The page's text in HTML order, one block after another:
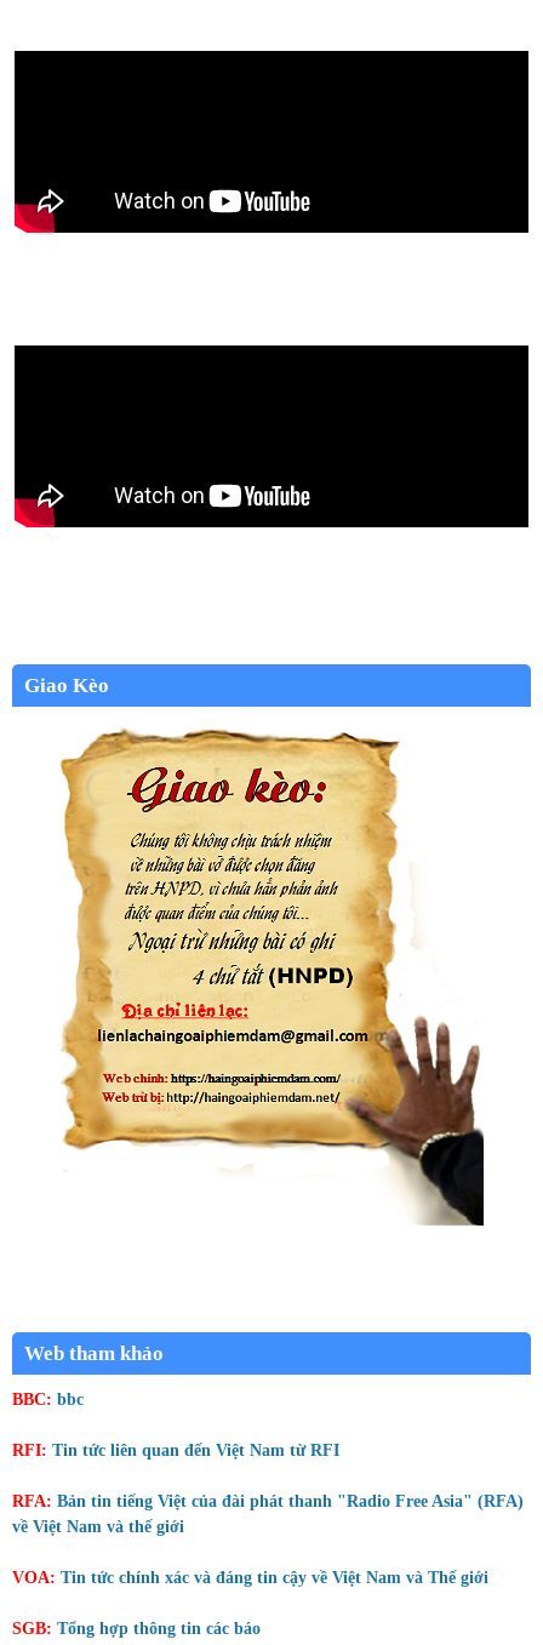
Giao Kèo
Web tham khảo
BBC: bbc
RFI: Tin tức liên quan đến Việt Nam từ RFI
RFA: Bản tin tiếng Việt của đài phát thanh "Radio Free Asia" (RFA)
về Việt Nam và thế giới
VOA: Tin tức chính xác và đáng tin cậy về Việt Nam và Thế giới
SGB: Tổng hợp thông tin các báo